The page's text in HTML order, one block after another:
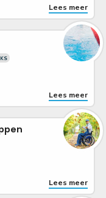
Lees meer
Lees meer
Lees meer